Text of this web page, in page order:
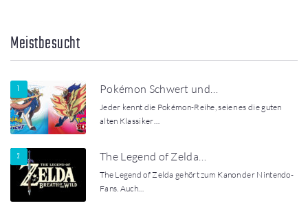
Meistbesucht
Pokémon Schwert und…
Jeder kennt die Pokémon-Reihe, seien es die guten
alten Klassiker…
The Legend of Zelda…
The Legend of Zelda gehört zum Kanon der Nintendo-
Fans. Auch…